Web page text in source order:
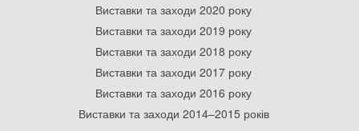
Виставки та заходи 2020 року
Виставки та заходи 2019 року
Виставки та заходи 2018 року
Виставки та заходи 2017 року
Виставки та заходи 2016 року
Виставки та заходи 2014–2015 років